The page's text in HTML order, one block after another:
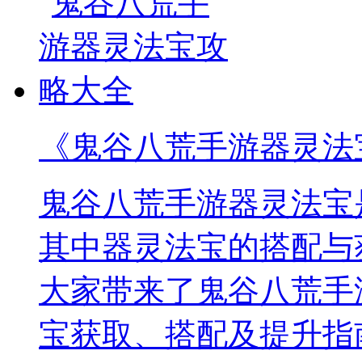
《鬼谷八荒手游器灵
鬼谷八荒手游器灵法
其中器灵法宝的搭配
大家带来了鬼谷八荒
宝获取、搭配及提升